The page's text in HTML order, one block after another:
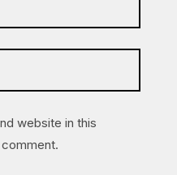
website in this